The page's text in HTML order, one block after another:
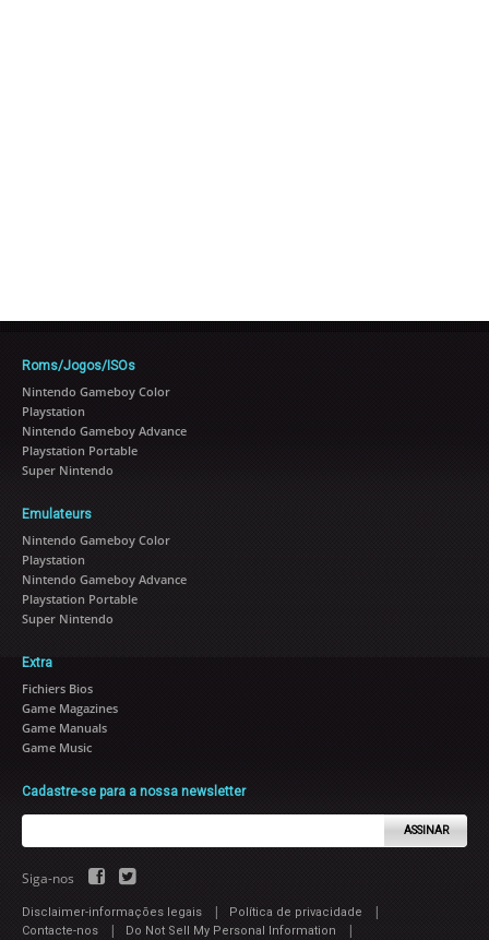
Roms/Jogos/ISOs
Nintendo Gameboy Color
Playstation
Nintendo Gameboy Advance
Playstation Portable
Super Nintendo
Emulateurs
Nintendo Gameboy Color
Playstation
Nintendo Gameboy Advance
Playstation Portable
Super Nintendo
Extra
Fichiers Bios
Game Magazines
Game Manuals
Game Music
Cadastre-se para a nossa newsletter
ASSINAR
Siga-nos
Disclaimer-informações legais | Política de privacidade |
Contacte-nos | Do Not Sell My Personal Information
|